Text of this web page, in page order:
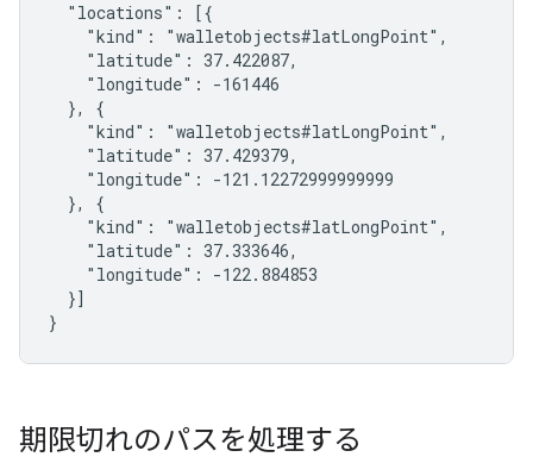
  "locations": [{
    "kind": "walletobjects#latLongPoint",
    "latitude": 37.422087,
    "longitude": -161446
  }, {
    "kind": "walletobjects#latLongPoint",
    "latitude": 37.429379,
    "longitude": -121.12272999999999
  }, {
    "kind": "walletobjects#latLongPoint",
    "latitude": 37.333646,
    "longitude": -122.884853
  }]
}
期限切れのパスを処理する